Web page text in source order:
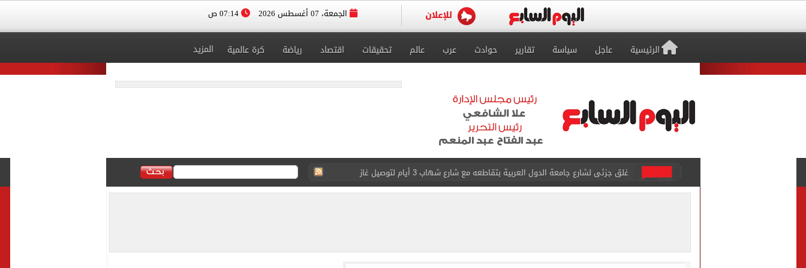
الجمعة، 07 أغسطس 2026
الرئيسية عاجل سياسة تقارير حوادث عرب عالم تحقيقات اقتصاد رياضة كرة عالمية المزيد
غلق جزئى لشارع جامعة الدول العربية بتقاطعه مع شارع شهاب 3 أيام لتوصيل غاز
عمرو دياب يدخل موسوعة جينيس بعد تصدره قائمة بيلبورد عربية لـ68 أسبوعا